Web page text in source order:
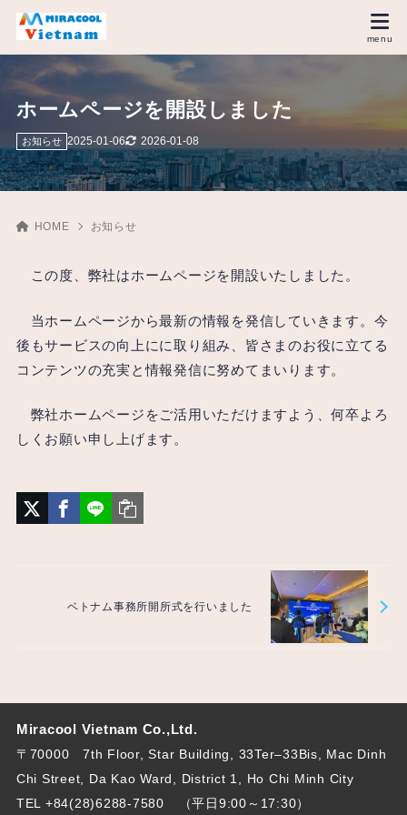
ホームページを開設しました
お知らせ 2025-01-06 2026-01-08
HOME お知らせ
この度、弊社はホームページを開設いたしました。
当ホームページから最新の情報を発信していきます。今
後もサービスの向上にに取り組み、皆さまのお役に立てる
コンテンツの充実と情報発信に努めてまいります。
弊社ホームページをご活用いただけますよう、何卒よろ
しくお願い申し上げます。
ベトナム事務所開所式を行いました
Miracool Vietnam Co.,Ltd.
〒70000 7th Floor, Star Building, 33Ter–33Bis, Mac Dinh
Chi Street, Da Kao Ward, District 1, Ho Chi Minh City
TEL +84(28)6288-7580
（平日9:00～17:30）